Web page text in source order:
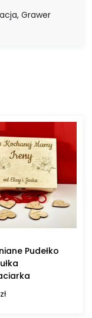
Grawer
Pudełko
zł